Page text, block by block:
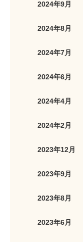
2024年9月
2024年8月
2024年7月
2024年6月
2024年4月
2024年2月
2023年12月
2023年9月
2023年8月
2023年6月